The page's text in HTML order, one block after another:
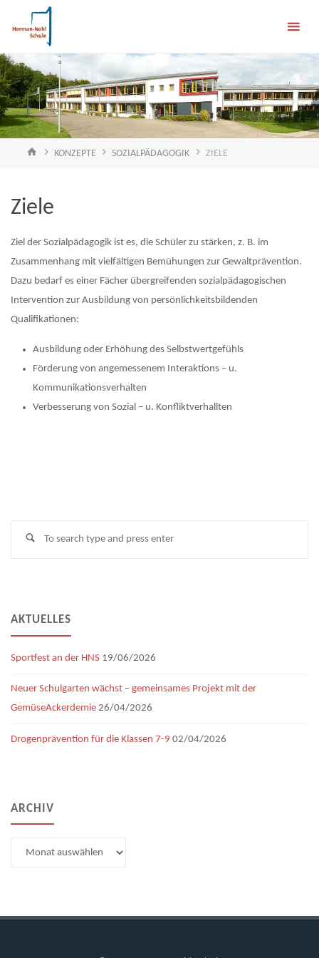
Nohl-
Schule
FÖRDERSCHULE
EMOTIONALE &
SOZIALE
ENTWICKLUNG
HOMEKONZEPTE SOZIALPÄDAGOGIK ZIELE
Ziele
Ziel der Sozialpädagogik ist es, die Schüler zu stärken, z. B. im
Zusammenhang mit vielfältigen Bemühungen zur Gewaltprävention.
Dazu bedarf es einer Fächer übergreifenden sozialpädagogischen
Intervention zur Ausbildung von persönlichkeitsbildenden
Qualifikationen:
Ausbildung oder Erhöhung des Selbstwertgefühls
Förderung von angemessenem Interaktions – u.
Kommunikationsverhalten
Verbesserung von Sozial – u. Konfliktverhallten
Search
AKTUELLES
Sportfest an der HNS 19/06/2026
Neuer Schulgarten wächst – gemeinsames Projekt mit der
GemüseAckerdemie 26/04/2026
Drogenprävention für die Klassen 7-9 02/04/2026
ARCHIV